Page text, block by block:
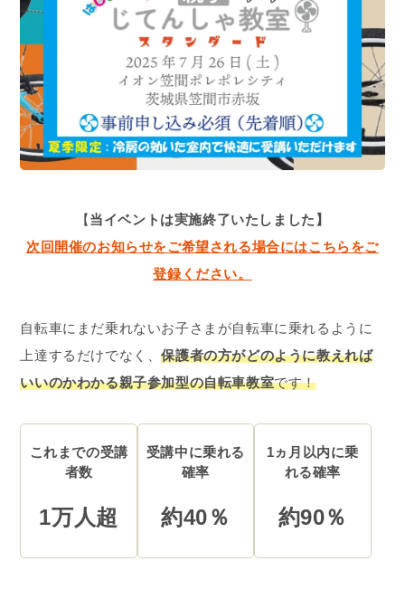
【当イベントは実施終了いたしました】
次回開催のお知らせをご希望される場合にはこちらをご
登録ください。
自転車にまだ乗れないお子さまが自転車に乗れるように
上達するだけでなく、保護者の方がどのように教えれば
いいのかわかる親子参加型の自転車教室です！
これまでの受講
者数
1万人超
受講中に乗れる
確率
約40％
1ヵ月以内に乗
れる確率
約90％